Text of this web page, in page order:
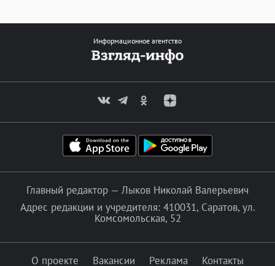
Информационное агентство
Главный редактор — Лыков Николай Валерьевич
Адрес редакции и учредителя: 410031, Саратов, ул.
Комсомольская, 52
О проекте Вакансии Реклама
Контакты